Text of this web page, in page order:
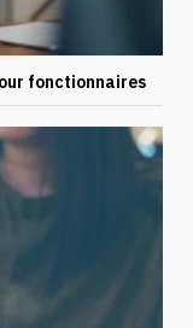
fonctionnaires